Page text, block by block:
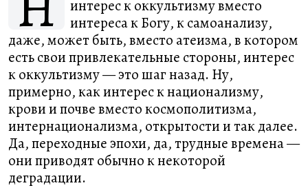
интерес к оккультизму вместо
интереса к Богу, к самоанализу,
даже, может быть, вместо атеизма, в котором
есть свои привлекательные стороны, интерес
к оккультизму — это шаг назад. Ну,
примерно, как интерес к национализму,
крови и почве вместо космополитизма,
интернационализма, открытости и так далее.
Да, переходные эпохи, да, трудные времена —
они приводят обычно к некоторой
деградации.